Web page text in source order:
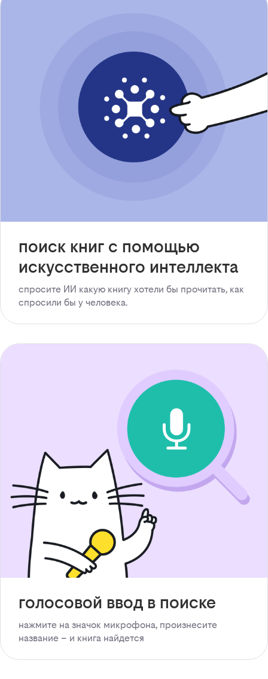
поиск книг с помощью
искусственного интеллекта
спросите ИИ какую книгу хотели бы прочитать, как
спросили бы у человека.
голосовой ввод в поиске
нажмите на значок микрофона, произнесите
название – и книга найдется